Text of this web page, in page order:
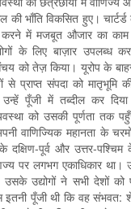
भाँति विकसित हुए।
करने में मजबूत औजार का
के लिए बाज़ार उपलब्ध
को तेज़ किया। यूरोप के
से प्राप्त संपदा को मातृभूमि
पूँजी में तब्दील कर
को उसकी पूर्णता तक
वाणिज्यिक महानता के
के दक्षिण-पूर्व और उत्तर-
पर लगभग एकाधिकार
उसके उद्योगों ने सभी देशों
पूँजी थी कि वह संभवत: